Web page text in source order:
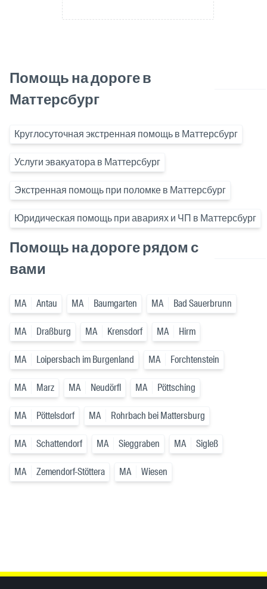
Помощь на дороге в
Маттерсбург
Круглосуточная экстренная помощь в Маттерсбург
Услуги эвакуатора в Маттерсбург
Экстренная помощь при поломке в Маттерсбург
Юридическая помощь при авариях и ЧП в Маттерсбург
Помощь на дороге рядом с
вами
MA Antau MA Baumgarten MA Bad Sauerbrunn
MA Draßburg MA Krensdorf MA Hirm
MA Loipersbach im Burgenland MA Forchtenstein
MA Marz MA Neudörfl MA Pöttsching
MA Pöttelsdorf MA Rohrbach bei Mattersburg
MA Schattendorf MA Sieggraben MA Sigleß
MA Zemendorf-Stöttera MA Wiesen